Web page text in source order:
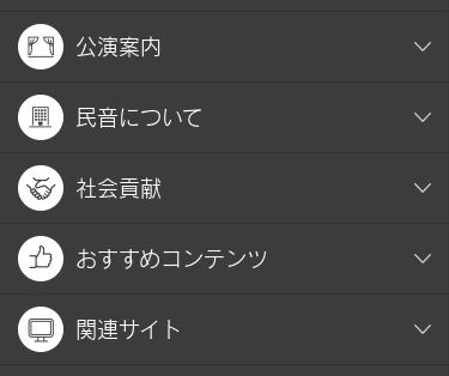
公演案内
民音について
社会貢献
おすすめコンテンツ
関連サイト